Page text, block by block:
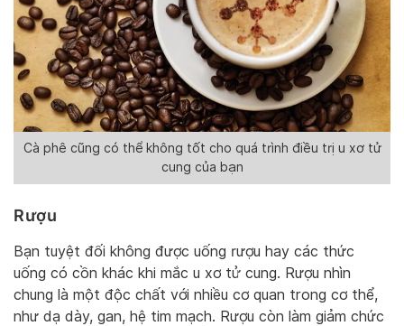
Cà phê cũng có thể không tốt cho quá trình điều trị u xơ tử
cung của bạn
Rượu
Bạn tuyệt đối không được uống rượu hay các thức
uống có cồn khác khi mắc u xơ tử cung. Rượu nhìn
chung là một độc chất với nhiều cơ quan trong cơ thể,
như dạ dày, gan, hệ tim mạch. Rượu còn làm giảm chức